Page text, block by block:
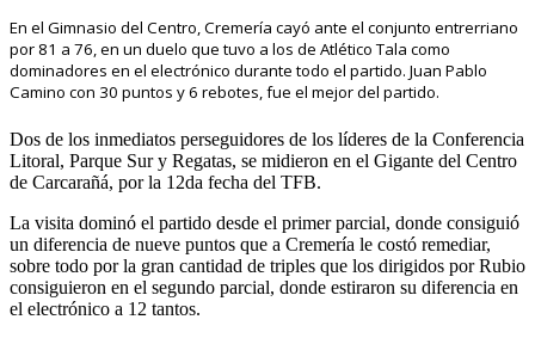
En el Gimnasio del Centro, Cremería cayó ante el conjunto entrerriano
por 81 a 76, en un duelo que tuvo a los de Atlético Tala como
dominadores en el electrónico durante todo el partido. Juan Pablo
Camino con 30 puntos y 6 rebotes, fue el mejor del partido.
Dos de los inmediatos perseguidores de los líderes de la Conferencia
Litoral, Parque Sur y Regatas, se midieron en el Gigante del Centro
de Carcarañá, por la 12da fecha del TFB.
La visita dominó el partido desde el primer parcial, donde consiguió
un diferencia de nueve puntos que a Cremería le costó remediar,
sobre todo por la gran cantidad de triples que los dirigidos por Rubio
consiguieron en el segundo parcial, donde estiraron su diferencia en
el electrónico a 12 tantos.